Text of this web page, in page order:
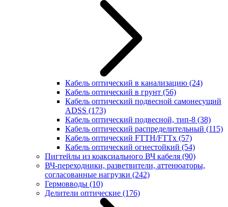
Кабель оптический в канализацию (24)
Кабель оптический в грунт (56)
Кабель оптический подвесной самонесущий
ADSS (173)
Кабель оптический подвесной, тип-8 (38)
Кабель оптический распределительный (115)
Кабель оптический FTTH/FTTx (57)
Кабель оптический огнестойкий (54)
Пигтейлы из коаксиального ВЧ кабеля (90)
ВЧ-переходники, разветвители, аттенюаторы,
согласованные нагрузки (242)
Гермовводы (10)
Делители оптические (176)